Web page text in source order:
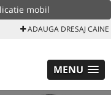
mobil
ADAUGA DRESAJ CAINE
MENU